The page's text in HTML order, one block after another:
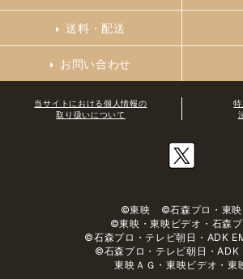
送料・配送
お問い合わせ
当サイトにおける個人情報の
取り扱いについて
©東映 ©石森プロ・東映
©東映・東映ビデオ・石森プ
©石森プロ・テレビ朝日・ADK
©石森プロ・テレビ朝日・ADK
東映ＡＧ・東映ビデオ・東